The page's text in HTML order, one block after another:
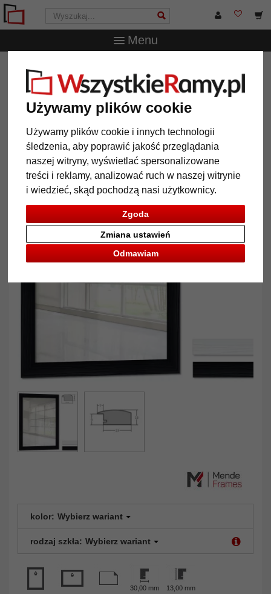
Używamy plików cookie
Używamy plików cookie i innych technologii
śledzenia, aby poprawić jakość przeglądania
naszej witryny, wyświetlać spersonalizowane
treści i reklamy, analizować ruch w naszej witrynie
i wiedzieć, skąd pochodzą nasi użytkownicy.
Zgoda
Odmawiam
Zmiana ustawień
Menu
WszystkieRamy.pl
Lustro na ścianę Gavam na wymiar
Lustro na ścianę Gavam na
wymiar
kolor: Wybierz wariant
rodzaj szkła: Wybierz wariant
30,00 mm 13,00 mm